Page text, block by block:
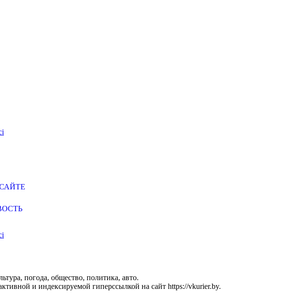
погода, общество, политика, авто.
и индексируемой гиперссылкой на сайт https://vkurier.by.